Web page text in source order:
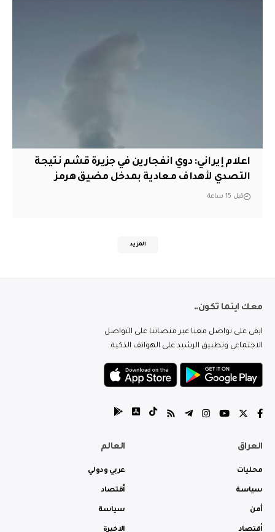
اعلام إيراني: دوي انفجارين في جزيرة قشم نتيجة
التصدي لأهداف معادية بمدخل مضيق هرمز
قبل 15 ساعة
المزيد
معك اينما تكون..
ابقى على تواصل معنا عبر منصاتنا على التواصل
الاجتماعي وتطبيق الرشيد على الهواتف الذكية.
العراق
محليات
سياسة
أمن
أقتصاد
العالم
عربي ودولي
أقتصاد
سياسة
الاخيرة